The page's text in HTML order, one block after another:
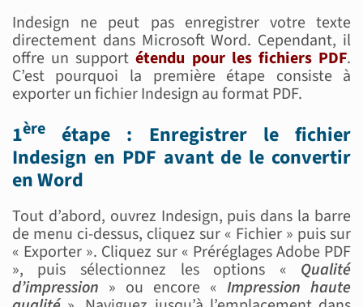
Indesign ne peut pas enregistrer votre texte
directement dans Microsoft Word. Cependant, il
offre un support étendu pour les fichiers PDF.
C’est pourquoi la première étape consiste à
exporter un fichier Indesign au format PDF.
1èreétape : Enregistrer le fichier
Indesign en PDF avant de le convertir
en Word
Tout d’abord, ouvrez Indesign, puis dans la barre
de menu ci-dessus, cliquez sur « Fichier » puis sur
« Exporter ». Cliquez sur « Préréglages Adobe PDF
», puis sélectionnez les options « Qualité
d’impression » ou encore «Impression haute